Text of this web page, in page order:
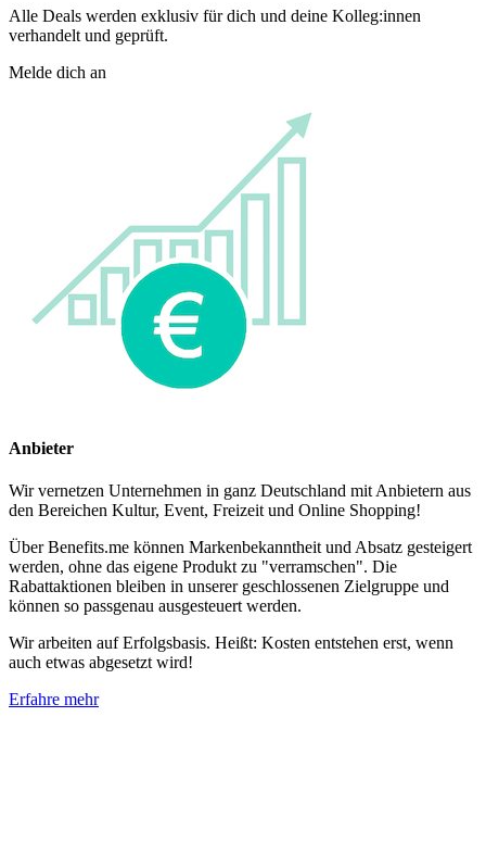
Alle Deals werden exklusiv für dich und deine Kolleg:innen
verhandelt und geprüft.
Melde dich an
Anbieter
Wir vernetzen Unternehmen in ganz Deutschland mit Anbietern aus
den Bereichen Kultur, Event, Freizeit und Online Shopping!
Über Benefits.me können Markenbekanntheit und Absatz gesteigert
werden, ohne das eigene Produkt zu "verramschen". Die
Rabattaktionen bleiben in unserer geschlossenen Zielgruppe und
können so passgenau ausgesteuert werden.
Wir arbeiten auf Erfolgsbasis. Heißt: Kosten entstehen erst, wenn
auch etwas abgesetzt wird!
Erfahre mehr